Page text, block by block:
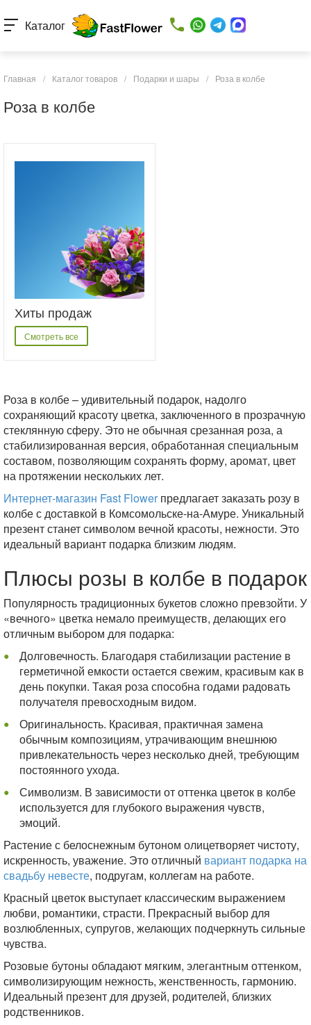
Каталог
Главная / Каталог товаров / Подарки и шары / Роза в колбе
Роза в колбе
Хиты продаж
Смотреть все
Роза в колбе – удивительный подарок, надолго
сохраняющий красоту цветка, заключенного в прозрачную
стеклянную сферу. Это не обычная срезанная роза, а
стабилизированная версия, обработанная специальным
составом, позволяющим сохранять форму, аромат, цвет
на протяжении нескольких лет.
Интернет-магазин Fast Flower предлагает заказать розу в
колбе с доставкой в Комсомольске-на-Амуре. Уникальный
презент станет символом вечной красоты, нежности. Это
идеальный вариант подарка близким людям.
Плюсы розы в колбе в подарок
Популярность традиционных букетов сложно превзойти. У
«вечного» цветка немало преимуществ, делающих его
отличным выбором для подарка:
Долговечность. Благодаря стабилизации растение в
герметичной емкости остается свежим, красивым как в
день покупки. Такая роза способна годами радовать
получателя превосходным видом.
Оригинальность. Красивая, практичная замена
обычным композициям, утрачивающим внешнюю
привлекательность через несколько дней, требующим
постоянного ухода.
Символизм. В зависимости от оттенка цветок в колбе
используется для глубокого выражения чувств,
эмоций.
Растение с белоснежным бутоном олицетворяет чистоту,
искренность, уважение. Это отличный вариант подарка на
свадьбу невесте, подругам, коллегам на работе.
Красный цветок выступает классическим выражением
любви, романтики, страсти. Прекрасный выбор для
возлюбленных, супругов, желающих подчеркнуть сильные
чувства.
Розовые бутоны обладают мягким, элегантным оттенком,
символизирующим нежность, женственность, гармонию.
Идеальный презент для друзей, родителей, близких
родственников.